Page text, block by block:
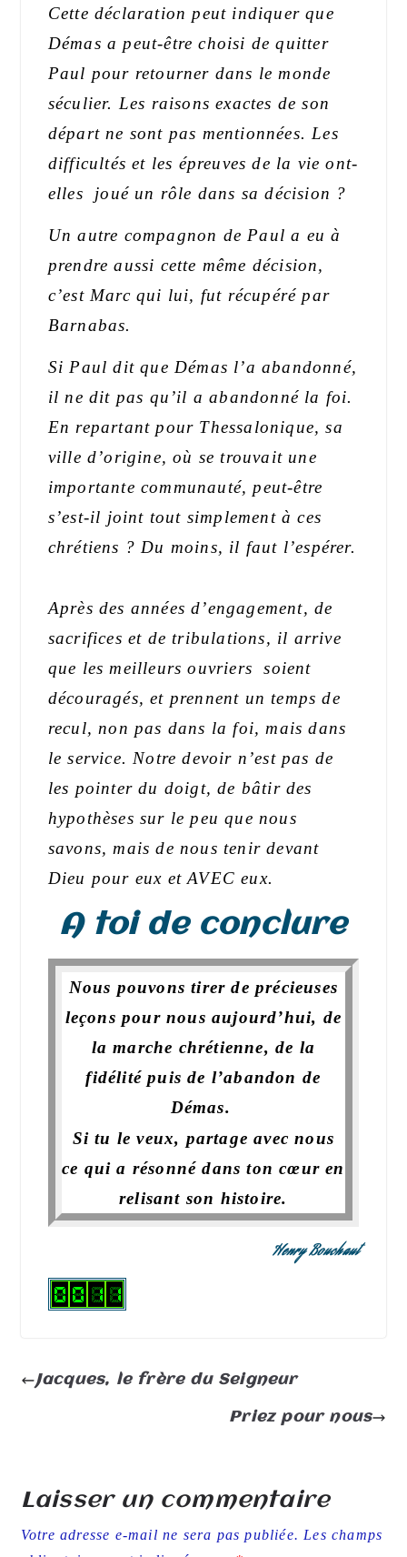
Cette déclaration peut indiquer que
Démas a peut-êtrechoisi de quitter
Paul pour retourner dans le monde
séculier. Les raisons exactes de son
départ ne sont pas mentionnées. Les
difficultés et les épreuves de la vieont-
elles joué un rôle dans sa décision ?
Un autre compagnon de Paul a eu à
prendre aussi cette même décision,
c’est Marc qui lui, fut récupéré par
Barnabas.
SiPaul dit que Démas l’a abandonné,
il ne dit pas qu’il a abandonné la foi.
En repartant pour Thessalonique, sa
ville d’origine, où se trouvait une
importante communauté, peut-être
s’est-il joint tout simplement à ces
chrétiens ? Du moins, il faut l’espérer.
Après des années d’engagement, de
sacrifices et de tribulations, il arrive
que les meilleurs ouvriers soient
découragés, et prennent un temps de
recul, non pas dans la foi, mais dans
le service. Notre devoir n’est pas de
les pointer du doigt, de bâtir des
hypothèses sur le peu que nous
savons, mais de nous tenir devant
Dieu pour eux et AVEC eux.
A toi de conclure
Nous pouvons tirer de précieuses
leçons pour nous aujourd’hui, de
la marche chrétienne, de la
fidélité puis de l’abandon de
Démas.
Si tu le veux, partage avec nous
ce qui a résonné dans ton cœur en
relisant son histoire.
Henry Bouchaut
Jacques, le frère du Seigneur
Priez pour nous
Laisser un commentaire
Votre adresse e-mail ne sera pas publiée. Les champs